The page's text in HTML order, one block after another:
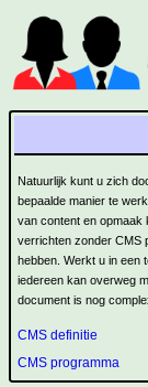
Natuurlijk kunt u zich
bepaalde manier te
van content en opmaak
verrichten zonder CMS
hebben. Werkt u in een team, dan is een CMS programma helemaal ideaal. Bijna
iedereen kan overweg
document is nog
CMS definitie
CMS programma